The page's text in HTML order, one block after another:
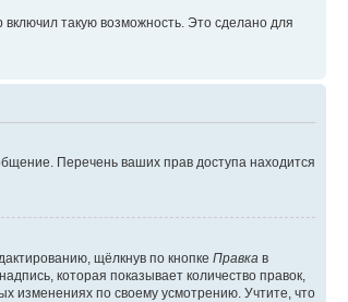
такую возможность. Это сделано для
Перечень ваших прав доступа находится
щёлкнув по кнопке Правка в
которая показывает количество правок,
изменениях по своему усмотрению. Учтите, что